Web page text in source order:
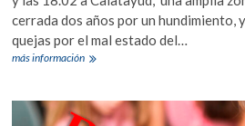
cerrada dos años por un hundimiento,
quejas por el mal estado del…
más informaciónMoción
para
que